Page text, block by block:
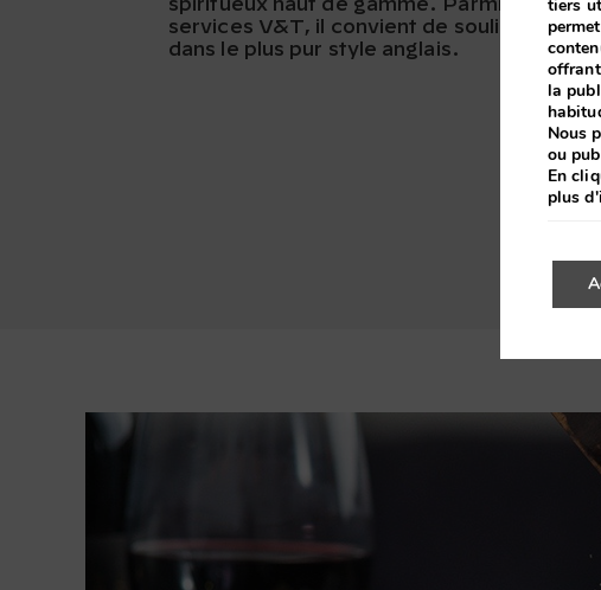
spiritueux haut de gamme. Parmi les
services V&T, il convient de souligner le
dans le plus pur style anglais.
tiers
la
Nous
ou
En
plus